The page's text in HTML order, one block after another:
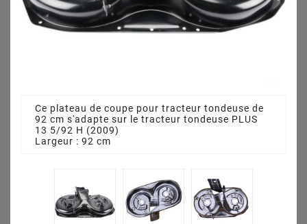
Ce plateau de coupe pour tracteur tondeuse de
92 cm s'adapte sur le tracteur tondeuse PLUS
13 5/92 H (2009)
Largeur : 92 cm